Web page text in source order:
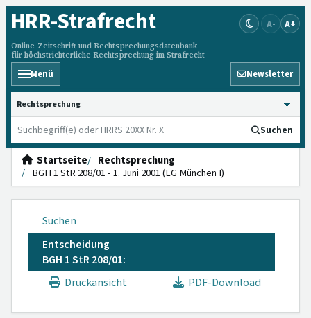
HRR-Strafrecht
Online-Zeitschrift und Rechtsprechungsdatenbank
für höchstrichterliche Rechtsprechung im Strafrecht
A- A+
Menü Newsletter
HRRS durchsuchen
Suchen
Startseite
Rechtsprechung
BGH 1 StR 208/01 - 1. Juni 2001 (LG München I)
Suchen
Entscheidung
BGH 1 StR 208/01:
Druckansicht
PDF-Download